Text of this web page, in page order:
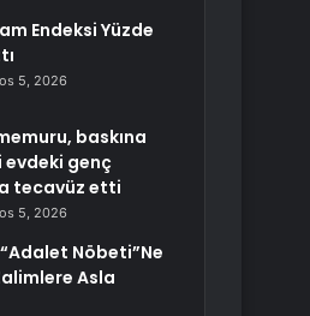
Endeksi Yüzde
5, 2026
baskına
genç
tecavüz etti
5, 2026
Nöbeti”Ne
Asla